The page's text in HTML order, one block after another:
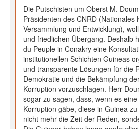
Die Putschisten um Oberst M.
Präsidenten des CNRD (Nationales
Versammlung und Entwicklung),
und friedlichen Übergang. Deshalb
du Peuple in Conakry eine
institutionellen Schichten Guineas
und transparente Lösungen für die
Demokratie und die Bekämpfung
Korruption vorzuschlagen. Herr
sogar zu sagen, dass, wenn es
Korruption gäbe, diese in Guinea
nicht mehr die Zeit der Reden,